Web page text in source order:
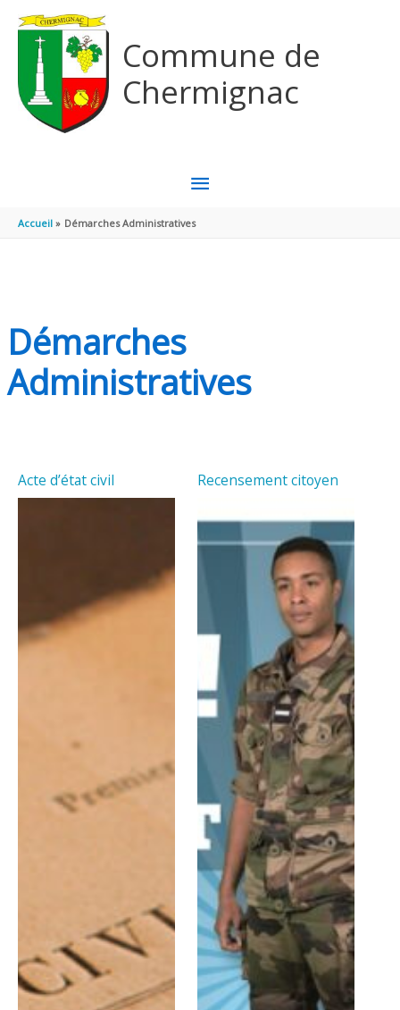
Commune de
Chermignac
MENU
PRINCIPAL
Accueil Démarches Administratives
Démarches
Administratives
Acte d’état civil Recensement citoyen